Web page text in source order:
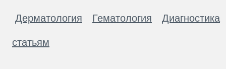
Дерматология Гематология Диагностика
статьям